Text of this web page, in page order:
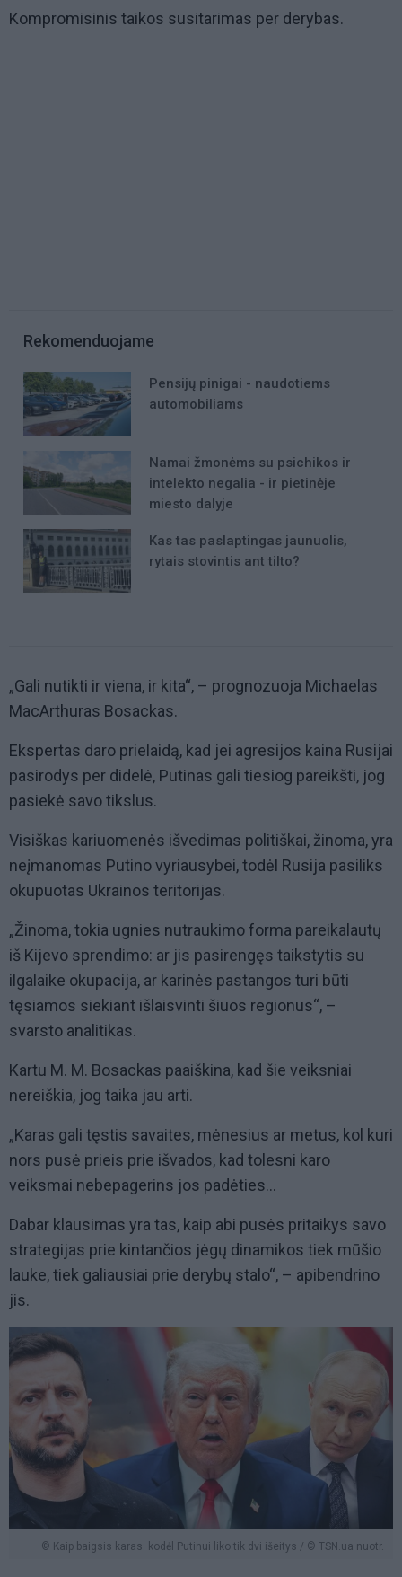
Kompromisinis taikos susitarimas per derybas.
Rekomenduojame
Pensijų pinigai - naudotiems
automobiliams
Namai žmonėms su psichikos ir
intelekto negalia - ir pietinėje
miesto dalyje
Kas tas paslaptingas jaunuolis,
rytais stovintis ant tilto?
„Gali nutikti ir viena, ir kita“, – prognozuoja Michaelas
MacArthuras Bosackas.
Ekspertas daro prielaidą, kad jei agresijos kaina Rusijai
pasirodys per didelė, Putinas gali tiesiog pareikšti, jog
pasiekė savo tikslus.
Visiškas kariuomenės išvedimas politiškai, žinoma, yra
neįmanomas Putino vyriausybei, todėl Rusija pasiliks
okupuotas Ukrainos teritorijas.
„Žinoma, tokia ugnies nutraukimo forma pareikalautų
iš Kijevo sprendimo: ar jis pasirengęs taikstytis su
ilgalaike okupacija, ar karinės pastangos turi būti
tęsiamos siekiant išlaisvinti šiuos regionus“, –
svarsto analitikas.
Kartu M. M. Bosackas paaiškina, kad šie veiksniai
nereiškia, jog taika jau arti.
„Karas gali tęstis savaites, mėnesius ar metus, kol kuri
nors pusė prieis prie išvados, kad tolesni karo
veiksmai nebepagerins jos padėties...
Dabar klausimas yra tas, kaip abi pusės pritaikys savo
strategijas prie kintančios jėgų dinamikos tiek mūšio
lauke, tiek galiausiai prie derybų stalo“, – apibendrino
jis.
© Kaip baigsis karas: kodėl Putinui liko tik dvi išeitys / © TSN.ua nuotr.